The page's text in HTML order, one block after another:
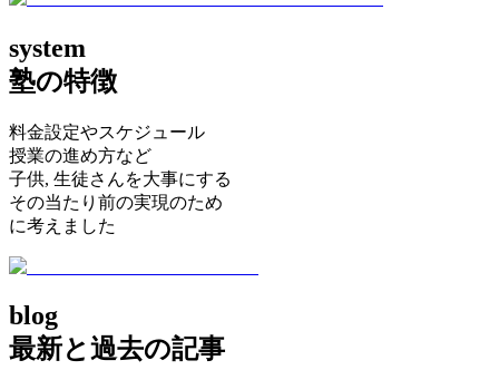
system
塾の特徴
料金設定やスケジュール
授業の進め方など
子供, 生徒さんを大事にする
その当たり前の実現のため
に考えました
blog
最新と過去の記事